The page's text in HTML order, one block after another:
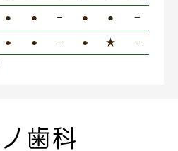
● ● − ● ● −
● ● − ● ★ −